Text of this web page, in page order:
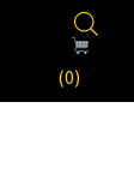
(0)